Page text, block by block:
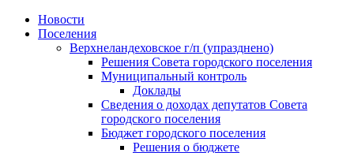
Skip
Новости
Поселения
Верхнеландеховское г/п (упразднено)
Решения Совета городского поселения
Муниципальный контроль
Доклады
Сведения о доходах депутатов Совета
городского поселения
Бюджет городского поселения
Решения о бюджете